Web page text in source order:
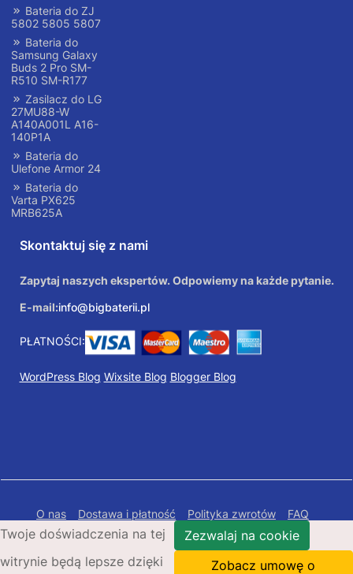
Bateria do ZJ
5802 5805 5807
Bateria do
Samsung Galaxy
Buds 2 Pro SM-
R510 SM-R177
Zasilacz do LG
27MU88-W
A140A001L A16-
140P1A
Bateria do
Ulefone Armor 24
Bateria do
Varta PX625
MRB625A
Skontaktuj się z nami
Zapytaj naszych ekspertów. Odpowiemy na każde pytanie.
E-mail:info@bigbaterii.pl
PŁATNOŚCI:
WordPress Blog Wixsite Blog Blogger Blog
O nas Dostawa i płatność Polityka zwrotów
FAQ
Polityka prywatności
Mapa Strony
Copyright © 2026 Bigbaterii.pl. Wszelkie prawa
Twoje doświadczenia na tej
witrynie będą lepsze dzięki
Zezwalaj na cookie
Zobacz umowę o